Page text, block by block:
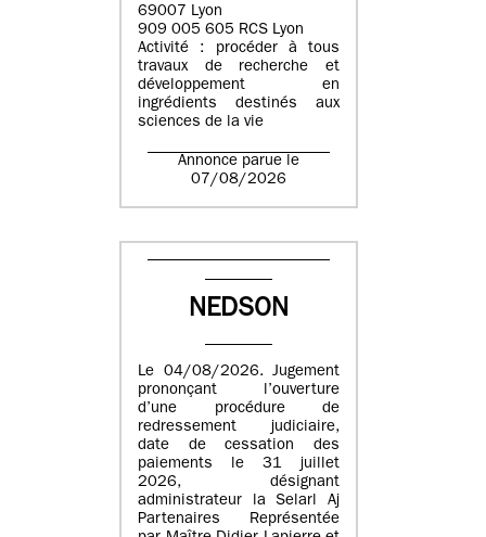
69007 Lyon
909 005 605 RCS Lyon
Activité : procéder à tous
travaux de recherche et
développement en
ingrédients destinés aux
sciences de la vie
Annonce parue le
07/08/2026
NEDSON
Le 04/08/2026. Jugement
prononçant l’ouverture
d’une procédure de
redressement judiciaire,
date de cessation des
paiements le 31 juillet
2026, désignant
administrateur la Selarl Aj
Partenaires Représentée